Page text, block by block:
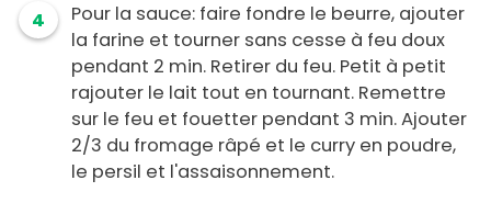
4
Pour la sauce: faire fondre le beurre, ajouter
la farine et tourner sans cesse à feu doux
pendant 2 min. Retirer du feu. Petit à petit
rajouter le lait tout en tournant. Remettre
sur le feu et fouetter pendant 3 min. Ajouter
2/3 du fromage râpé et le curry en poudre,
le persil et l'assaisonnement.